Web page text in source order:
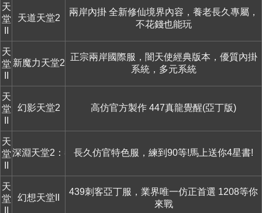
天
堂
天道天堂2
兩岸內掛 全新修仙境界內容，養老長久專屬，
不花錢也能玩
天
堂 新魔力天堂2
正宗兩岸國際服，闇天使經典版本，優質內掛
系統，多元系統
天
堂
幻影天堂2 高仿官方製作 447真龍覺醒(亞丁版)
天
堂深淵天堂2：黎明再起長久仿官特色服，練到90等!馬上送你4星書!
天
堂
幻想天堂II
439刺客亞丁服，業界唯一仿正首選 1208等你
來戰